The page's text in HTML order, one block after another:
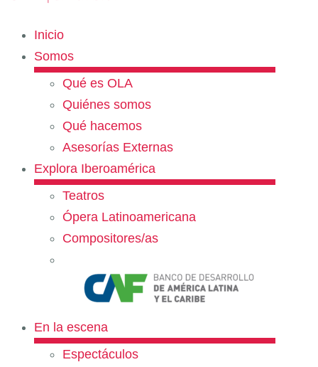
Inicio
Somos
Qué es OLA
Quiénes somos
Qué hacemos
Asesorías Externas
Explora Iberoamérica
Teatros
Ópera Latinoamericana
Compositores/as
En la escena
Espectáculos